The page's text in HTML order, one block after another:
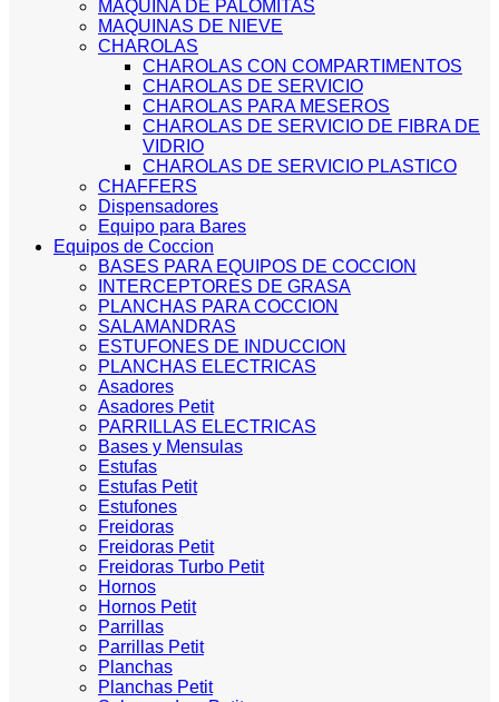
MAQUINA DE PALOMITAS
MAQUINAS DE NIEVE
CHAROLAS
CHAROLAS CON COMPARTIMENTOS
CHAROLAS DE SERVICIO
CHAROLAS PARA MESEROS
CHAROLAS DE SERVICIO DE FIBRA DE
VIDRIO
CHAROLAS DE SERVICIO PLASTICO
CHAFFERS
Dispensadores
Equipo para Bares
Equipos de Coccion
BASES PARA EQUIPOS DE COCCION
INTERCEPTORES DE GRASA
PLANCHAS PARA COCCION
SALAMANDRAS
ESTUFONES DE INDUCCION
PLANCHAS ELECTRICAS
Asadores
Asadores Petit
PARRILLAS ELECTRICAS
Bases y Mensulas
Estufas
Estufas Petit
Estufones
Freidoras
Freidoras Petit
Freidoras Turbo Petit
Hornos
Hornos Petit
Parrillas
Parrillas Petit
Planchas
Planchas Petit